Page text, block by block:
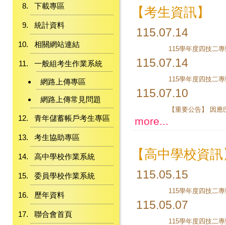
下載專區
統計資料
相關網站連結
一般組考生作業系統
網路上傳專區
網路上傳常見問題
青年儲蓄帳戶考生專區
考生協助專區
高中學校作業系統
委員學校作業系統
歷年資料
聯合會首頁
【考生資訊】
115.07.14
115.07.14
115.07.10
more...
【高中學校資
115.05.15
115.05.07